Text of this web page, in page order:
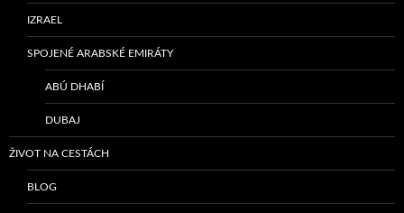
IZRAEL
SPOJENÉ ARABSKÉ EMIRÁTY
ABÚ DHABÍ
DUBAJ
ŽIVOT NA CESTÁCH
BLOG